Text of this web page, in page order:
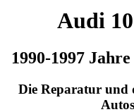
Audi
1990-1997
Die Reparatur und
Autos